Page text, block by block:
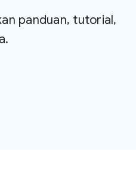
panduan, tutorial,